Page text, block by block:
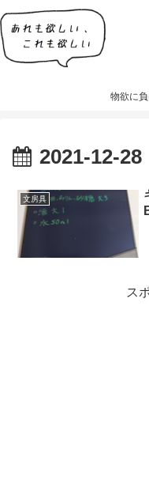
物欲に
2021-12-28
文房具
ス